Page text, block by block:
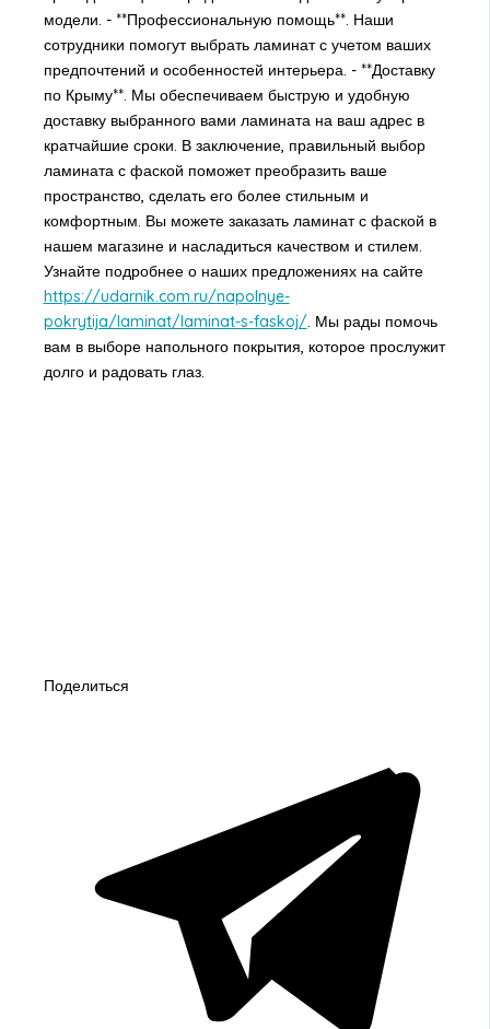
модели. - **Профессиональную помощь**. Наши
сотрудники помогут выбрать ламинат с учетом ваших
предпочтений и особенностей интерьера. - **Доставку
по Крыму**. Мы обеспечиваем быструю и удобную
доставку выбранного вами ламината на ваш адрес в
кратчайшие сроки. В заключение, правильный выбор
ламината с фаской поможет преобразить ваше
пространство, сделать его более стильным и
комфортным. Вы можете заказать ламинат с фаской в
нашем магазине и насладиться качеством и стилем.
Узнайте подробнее о наших предложениях на сайте
https://udarnik.com.ru/napolnye-
pokrytija/laminat/laminat-s-faskoj/. Мы рады помочь
вам в выборе напольного покрытия, которое прослужит
долго и радовать глаз.
Поделиться